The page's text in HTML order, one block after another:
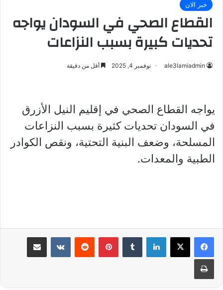
خبر الان
القطاع الصحي في السودان يواجه
تحديات كبيرة بسبب النزاعات
ale3lamiadmin نوفمبر 4, 2025 أقل من دقيقة
يواجه القطاع الصحي في إقليم النيل الأزرق
في السودان تحديات كثيرة بسبب النزاعات
المسلحة، وضعف البنية التحتية، ونقص الكوادر
الطبية والمعدات.
لينكدإن بينتيريست مشاركة عبر البريد
طباعة